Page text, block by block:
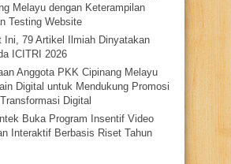
Melayu dengan Keterampilan
Testing Website
Ini, 79 Artikel Ilmiah Dinyatakan
ICITRI 2026
Anggota PKK Cipinang Melayu
Digital untuk Mendukung Promosi
Digital
Buka Program Insentif Video
Interaktif Berbasis Riset Tahun